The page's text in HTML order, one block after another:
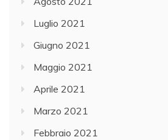
Luglio 2021
Giugno 2021
Maggio 2021
Aprile 2021
Marzo 2021
Febbraio 2021